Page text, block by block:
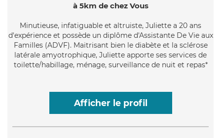
à 5km de chez Vous
Minutieuse, infatiguable et altruiste, Juliette a 20 ans
d'expérience et possède un diplôme d'Assistante De Vie aux
Familles (ADVF). Maitrisant bien le diabète et la sclérose
latérale amyotrophique, Juliette apporte ses services de
toilette/habillage, ménage, surveillance de nuit et repas*
Afficher le profil